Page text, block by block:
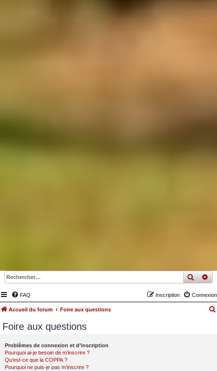
FAQ Connexion
Inscription
Accueil du forum Foire aux questions
Foire aux questions
Problèmes de connexion et d’inscription
Pourquoi ai-je besoin de m’inscrire ?
Qu’est-ce que la COPPA ?
Pourquoi ne puis-je pas m’inscrire ?